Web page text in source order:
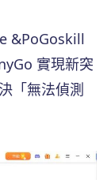
&PoGoskill
實現新突
「無法偵測